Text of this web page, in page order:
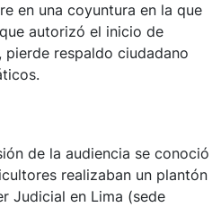
en una coyuntura en la que
autorizó el inicio de
respaldo ciudadano
de la audiencia se conoció
realizaban un plantón
Judicial en Lima (sede